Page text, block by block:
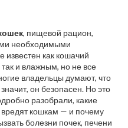
, пищевой рацион,
необходимыми
известен как кошачий
и влажным, но не все
владельцы думают, что
он безопасен. Но это
разобрали, какие
кошкам — и почему
болезни почек, печени